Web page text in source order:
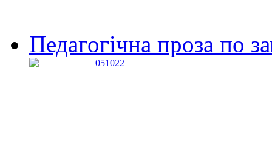
Педагогічна проза по